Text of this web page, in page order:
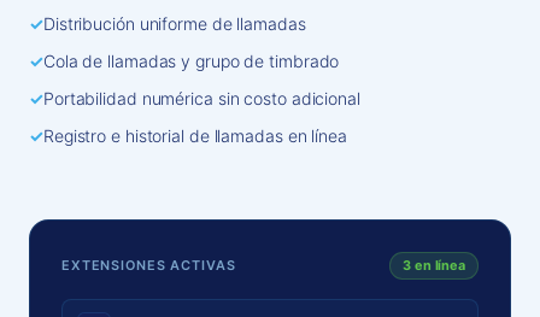
✓Distribución uniforme de llamadas
✓Cola de llamadas y grupo de timbrado
✓Portabilidad numérica sin costo adicional
✓Registro e historial de llamadas en línea
EXTENSIONES ACTIVAS 3 en línea